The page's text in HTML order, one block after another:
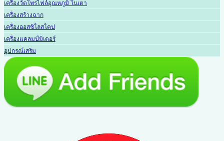
เครื่องวัดโพรไฟล์อุณหภูมิ ในเตา
เครื่องสร้างฉาก
เครื่องออสซิโลสโคป
เครื่องแคลมป์มิเตอร์
อุปกรณ์เสริม